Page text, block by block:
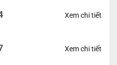
Xem chi tiết
Xem chi tiết